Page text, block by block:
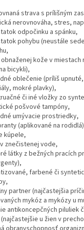
strava s prílišným
nerovnováha, stres,
odpočinku a spánku,
pohybu (neustále
kože v
bicykli),
oblečenie (príliš
mokré plavky),
či iné vložky zo
pošvové tampóny,
umývacie prostriedky,
(aplikované na
kúpele,
znečistenej vode,
látky z bežných pracích
farbené či
partner (najčastejšia
mykóz a mykózy u
antikoncepčných piluliek
u žien v